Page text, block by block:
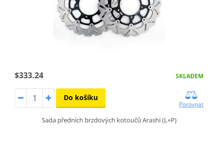
$333.24 SKLADEM
Do košíku
Porovnat
Sada předních brzdových kotoučů Arashi (L+P)